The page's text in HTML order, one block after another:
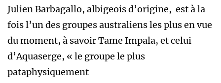
Julien Barbagallo, albigeois d’origine, est à la
fois l’un des groupes australiens les plus en vue
du moment, à savoir Tame Impala, et celui
d’Aquaserge, « le groupe le plus
pataphysiquement